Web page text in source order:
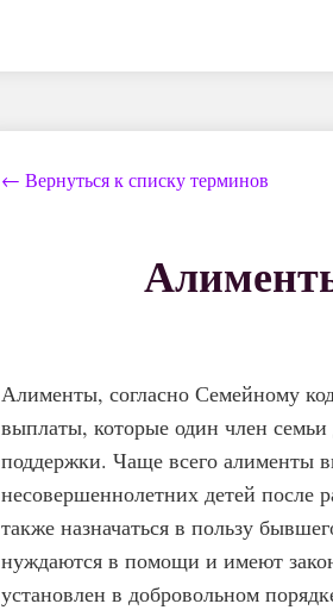
← Вернуться к списку терминов
Алименты, согласно Семейному
выплаты, которые один член семьи
поддержки. Чаще всего алименты
несовершеннолетних детей после
также назначаться в пользу
нуждаются в помощи и имеют
установлен в добровольном